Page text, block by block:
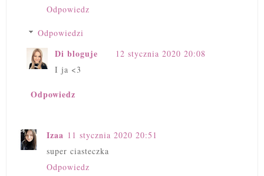
Odpowiedz
Odpowiedzi
Di bloguje
12 stycznia 2020 20:08
I ja <3
Odpowiedz
Izaa 11 stycznia 2020 20:51
super ciasteczka
Odpowiedz